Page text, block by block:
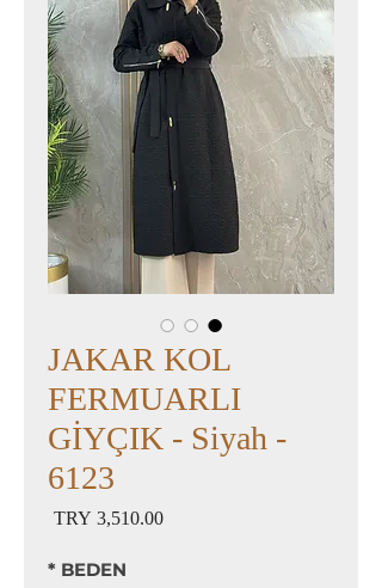
JAKAR KOL
FERMUARLI
GİYÇIK - Siyah -
6123
السعر
BEDEN
*